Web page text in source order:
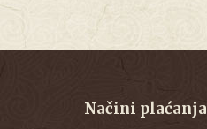
Načini plaćanja